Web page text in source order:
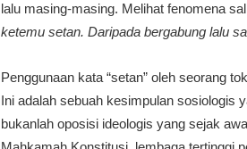
lalu masing-masing. Melihat fenomena
ketemu setan. Daripada bergabung lalu
Penggunaan kata “setan” oleh seorang
Ini adalah sebuah kesimpulan sosiologis
bukanlah oposisi ideologis yang sejak